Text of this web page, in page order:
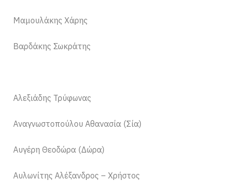
Μαμουλάκης Χάρης
Βαρδάκης Σωκράτης
Αλεξιάδης Τρύφωνας
Αναγνωστοπούλου Αθανασία (Σία)
Αυγέρη Θεοδώρα (Δώρα)
Αυλωνίτης Αλέξανδρος – Χρήστος